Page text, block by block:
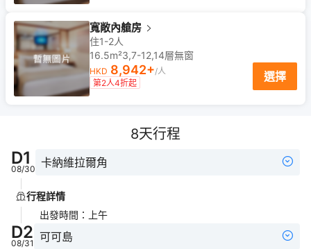
寬敞內艙房
住1-2人
16.5m²3,7-12,14層無窗
HKD 8,942+/人
第2人4折起
選擇
8天行程
D1
08/30 卡納維拉爾角
行程詳情
出發時間 ： 上午
D2
08/31 可可島